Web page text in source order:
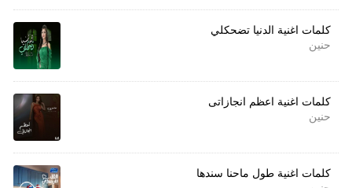
كلمات اغنية الدنيا تضحكلي
حنين
كلمات اغنية اعظم انجازاتى
حنين
كلمات اغنية طول ماحنا سندها